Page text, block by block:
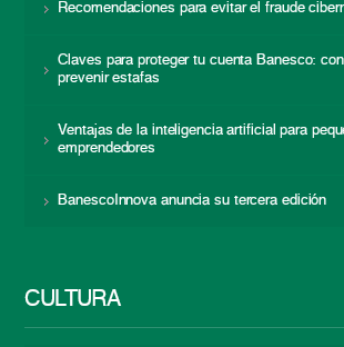
Recomendaciones para evitar el fraude
Claves para proteger tu cuenta Banesco:
prevenir estafas
Ventajas de la inteligencia artificial para
emprendedores
BanescoInnova anuncia su tercera edición
CULTURA